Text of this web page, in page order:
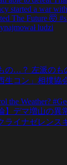
started a war
The Future 🤯
ludzi
の…？ 左派の
生コン」相撲
the Weather?
】デマ増山の
ライナゼレン